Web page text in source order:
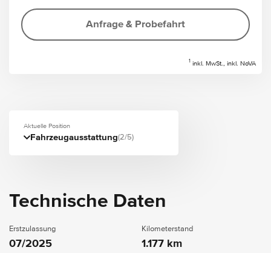
Anfrage & Probefahrt
1 inkl. MwSt., inkl. NoVA
Aktuelle Position
Fahrzeugausstattung(2/5)
Technische Daten
Erstzulassung
07/2025
Kilometerstand
1.177 km